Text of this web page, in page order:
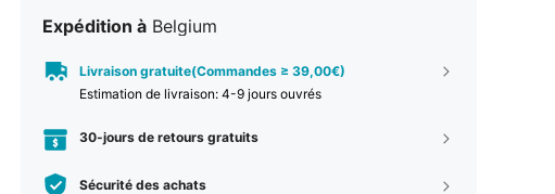
Expédition à Belgium
Livraison gratuite(Commandes ≥ 39,00€)
Estimation de livraison: 4-9 jours ouvrés
30-jours de retours gratuits
Sécurité des achats